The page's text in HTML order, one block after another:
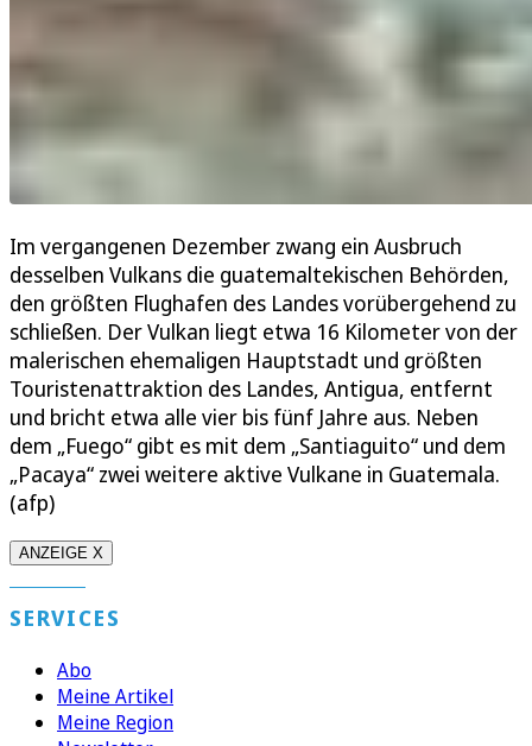
Im vergangenen Dezember zwang ein Ausbruch
desselben Vulkans die guatemaltekischen Behörden,
den größten Flughafen des Landes vorübergehend zu
schließen. Der Vulkan liegt etwa 16 Kilometer von der
malerischen ehemaligen Hauptstadt und größten
Touristenattraktion des Landes, Antigua, entfernt
und bricht etwa alle vier bis fünf Jahre aus. Neben
dem „Fuego“ gibt es mit dem „Santiaguito“ und dem
„Pacaya“ zwei weitere aktive Vulkane in Guatemala.
(afp)
ANZEIGE X
SERVICES
Abo
Meine Artikel
Meine Region